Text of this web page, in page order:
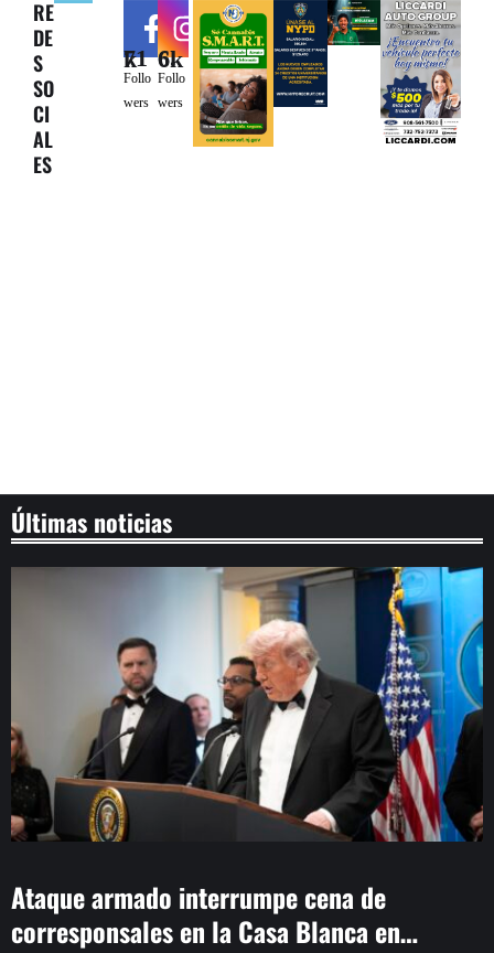
RE
DE
S
SO
CI
AL
ES
71k
Follo
wers
6.6k
Follo
wers
Últimas noticias
Ataque armado interrumpe cena de
corresponsales en la Casa Blanca en